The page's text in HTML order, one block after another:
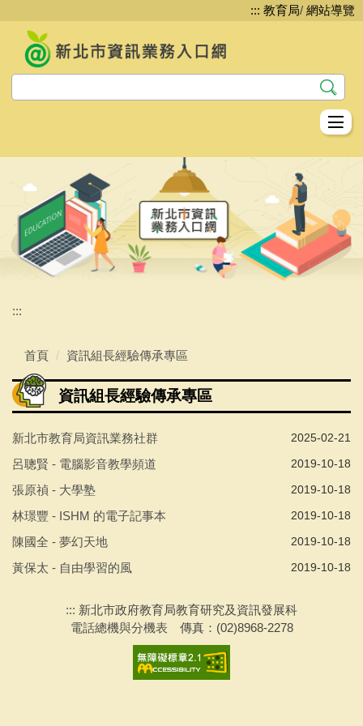
容
::: 教育局/ 網站導覽
資訊安全
網路管理
系統服務
平台服務
專案活動
採購說明及相關文件
:::
首頁 資訊組長經驗傳承專區
資訊組長經驗傳承專區
新北市教育局資訊業務社群 2025-02-21
呂聰賢 - 電腦影音教學頻道 2019-10-18
張原禎 - 大學塾 2019-10-18
林璟豐 - ISHM 的電子記事本 2019-10-18
陳國全 - 夢幻天地 2019-10-18
黃保太 - 自由學習的風 2019-10-18
::: 新北市政府教育局教育研究及資訊發展科
電話總機與分機表 傳真：(02)8968-2278